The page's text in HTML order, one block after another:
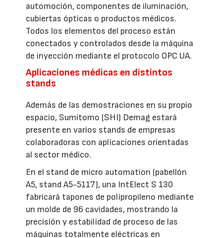
automoción, componentes de iluminación,
cubiertas ópticas o productos médicos.
Todos los elementos del proceso están
conectados y controlados desde la máquina
de inyección mediante el protocolo OPC UA.
Aplicaciones médicas en distintos
stands
Además de las demostraciones en su propio
espacio, Sumitomo (SHI) Demag estará
presente en varios stands de empresas
colaboradoras con aplicaciones orientadas
al sector médico.
En el stand de micro automation (pabellón
A5, stand A5-5117), una IntElect S 130
fabricará tapones de polipropileno mediante
un molde de 96 cavidades, mostrando la
precisión y estabilidad de proceso de las
máquinas totalmente eléctricas en